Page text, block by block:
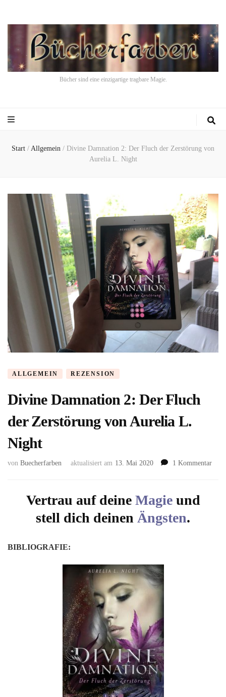
Bücher sind eine einzigartige tragbare Magie.
Start / Allgemein / Divine Damnation 2: Der Fluch der Zerstörung von
Aurelia L. Night
ALLGEMEIN REZENSION
Divine Damnation 2: Der Fluch
der Zerstörung von Aurelia L.
Night
von Buecherfarben aktualisiert am 13. Mai 2020 1 Kommentarzu
Vertrau auf deine Magieund
stell dich deinen Ängsten.
BIBLIOGRAFIE: